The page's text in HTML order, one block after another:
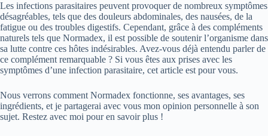
Les infections parasitaires peuvent provoquer de nombreux symptômes
désagréables, tels que des douleurs abdominales, des nausées, de la
fatigue ou des troubles digestifs. Cependant, grâce à des compléments
naturels tels que Normadex, il est possible de soutenir l’organisme dans
sa lutte contre ces hôtes indésirables. Avez-vous déjà entendu parler de
ce complément remarquable ? Si vous êtes aux prises avec les
symptômes d’une infection parasitaire, cet article est pour vous.
Nous verrons comment Normadex fonctionne, ses avantages, ses
ingrédients, et je partagerai avec vous mon opinion personnelle à son
sujet. Restez avec moi pour en savoir plus !